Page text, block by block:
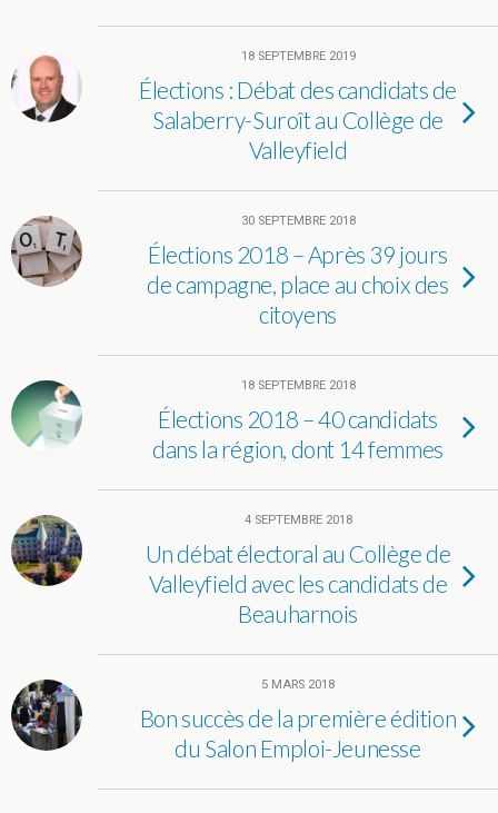
18 SEPTEMBRE 2019
Élections : Débat des candidats de
Salaberry-Suroît au Collège de
Valleyfield
30 SEPTEMBRE 2018
Élections 2018 – Après 39 jours
de campagne, place au choix des
citoyens
18 SEPTEMBRE 2018
Élections 2018 – 40 candidats
dans la région, dont 14 femmes
4 SEPTEMBRE 2018
Un débat électoral au Collège de
Valleyfield avec les candidats de
Beauharnois
5 MARS 2018
Bon succès de la première édition
du Salon Emploi-Jeunesse